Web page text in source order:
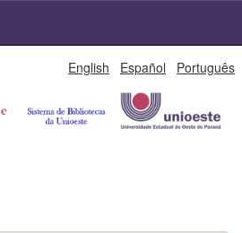
English Español Português